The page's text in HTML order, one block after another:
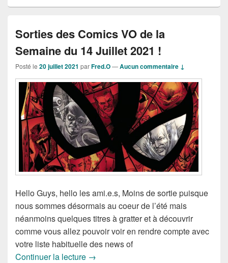
Sorties des Comics VO de la
Semaine du 14 Juillet 2021 !
Posté le 20 juillet 2021 parFred.O—Aucun commentaire ↓
Hello Guys, hello les ami.e.s, Moins de sortie puisque
nous sommes désormais au coeur de l’été mais
néanmoins quelques titres à gratter et à découvrir
comme vous allez pouvoir voir en rendre compte avec
votre liste habituelle des news of
Continuer la lecture Sorties des Comics VO de la
→